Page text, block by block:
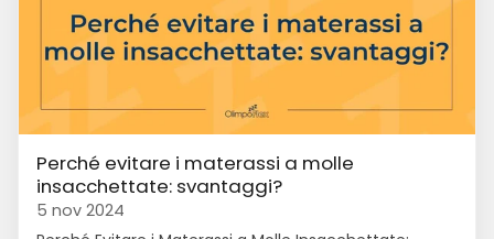
Perché evitare i materassi a molle
insacchettate: svantaggi?
5 nov 2024